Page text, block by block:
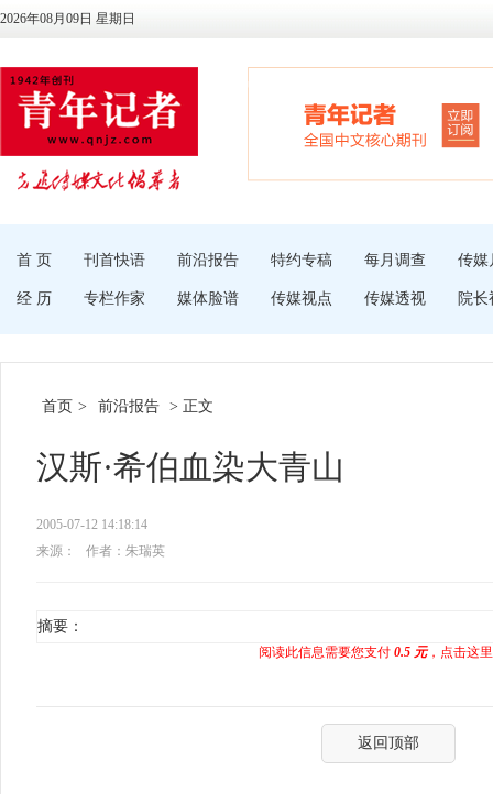
2026年08月09日 星期日
首 页 刊首快语 前沿报告 特约专稿 每月调查 传媒
经 历 专栏作家 媒体脸谱 传媒视点 传媒透视 院长
首页 > 前沿报告 > 正文
汉斯·希伯血染大青山
2005-07-12 14:18:14
来源：
作者：朱瑞英
摘要：
阅读此信息需要您支付 0.5 元，点击这
返回顶部